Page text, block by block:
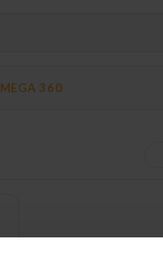
MEGA 360